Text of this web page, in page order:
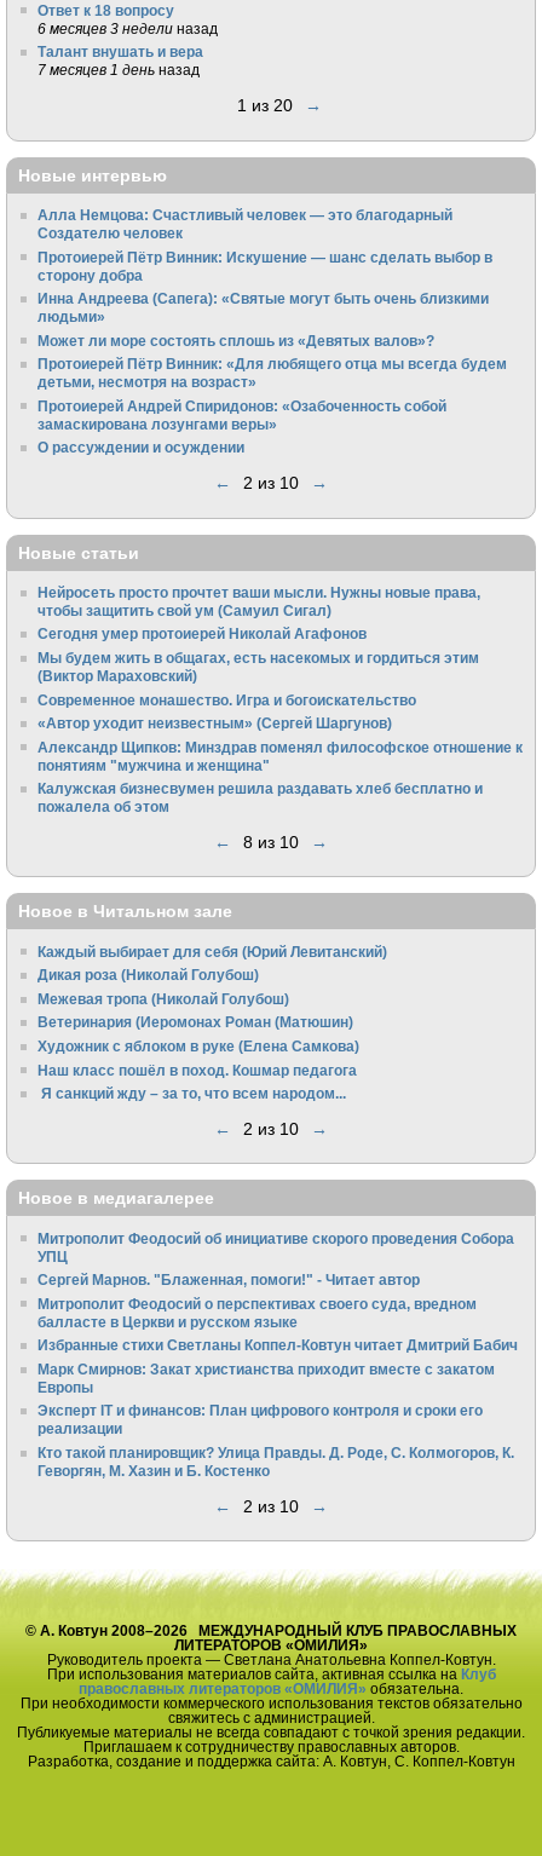
Ответ к 18 вопросу
6 месяцев 3 недели назад
Талант внушать и вера
7 месяцев 1 день назад
1 из 20 →
Новые интервью
Алла Немцова: Счастливый человек — это благодарный
Создателю человек
Протоиерей Пётр Винник: Искушение — шанс сделать выбор в
сторону добра
Инна Андреева (Сапега): «Святые могут быть очень близкими
людьми»
Может ли море состоять сплошь из «Девятых валов»?
Протоиерей Пётр Винник: «Для любящего отца мы всегда будем
детьми, несмотря на возраст»
Протоиерей Андрей Спиридонов: «Озабоченность собой
замаскирована лозунгами веры»
О рассуждении и осуждении
← 2 из 10 →
Новые статьи
Нейросеть просто прочтет ваши мысли. Нужны новые права,
чтобы защитить свой ум (Самуил Сигал)
Сегодня умер протоиерей Николай Агафонов
Мы будем жить в общагах, есть насекомых и гордиться этим
(Виктор Мараховский)
Cовременное монашество. Игра и богоискательство
«Автор уходит неизвестным» (Сергей Шаргунов)
Александр Щипков: Минздрав поменял философское отношение к
понятиям "мужчина и женщина"
Калужская бизнесвумен решила раздавать хлеб бесплатно и
пожалела об этом
← 8 из 10 →
Новое в Читальном зале
Каждый выбирает для себя (Юрий Левитанский)
Дикая роза (Николай Голубош)
Межевая тропа (Николай Голубош)
Ветеринария (Иеромонах Роман (Матюшин)
Художник с яблоком в руке (Елена Самкова)
Наш класс пошёл в поход. Кошмар педагога
Я санкций жду – за то, что всем народом...
← 2 из 10 →
Новое в медиагалерее
Митрополит Феодосий об инициативе скорого проведения Собора
УПЦ
Сергей Марнов. "Блаженная, помоги!" - Читает автор
Митрополит Феодосий о перспективах своего суда, вредном
балласте в Церкви и русском языке
Избранные стихи Светланы Коппел-Ковтун читает Дмитрий Бабич
Марк Смирнов: Закат христианства приходит вместе с закатом
Европы
Эксперт IT и финансов: План цифрового контроля и сроки его
реализации
Кто такой планировщик? Улица Правды. Д. Роде, С. Колмогоров, К.
Геворгян, М. Хазин и Б. Костенко
← 2 из 10 →
© А. Ковтун 2008–2026 МЕЖДУНАРОДНЫЙ КЛУБ ПРАВОСЛАВНЫХ
ЛИТЕРАТОРОВ «ОМИЛИЯ»
Руководитель проекта — Светлана Анатольевна Коппел-Ковтун.
При использования материалов сайта, активная ссылка на Клуб
православных литераторов «ОМИЛИЯ» обязательна.
При необходимости коммерческого использования текстов обязательно
свяжитесь с администрацией.
Публикуемые материалы не всегда совпадают с точкой зрения редакции.
Приглашаем к сотрудничеству православных авторов.
Разработка, создание и поддержка сайта: А. Ковтун, С. Коппел-Ковтун